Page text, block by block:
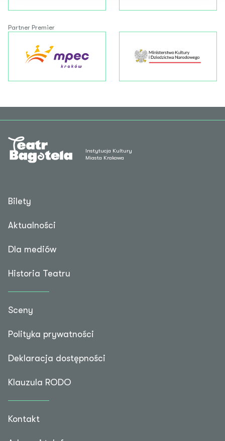
Partner Premier
Instytucja Kultury
Miasta Krakowa
Bilety
Aktualności
Dla mediów
Historia Teatru
Sceny
Polityka prywatności
Deklaracja dostępności
Klauzula RODO
Kontakt